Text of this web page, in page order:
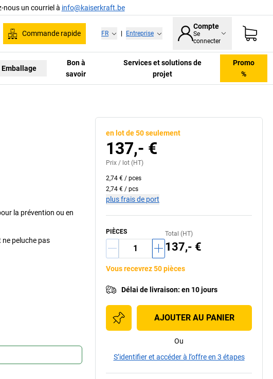
nous un courriel à info@kaiserkraft.be
Commande rapide FR Entreprise
Compte
Se
connecter
Emballage
Bon à
savoir
Services et solutions de
projet
Promo
%
la prévention ou en
peluche pas
en lot de 50 seulement
137,- €
Prix / lot (HT)
2,74 € / pces
2,74 € / pcs
plus frais de port
PIÈCES Total (HT)
137,- €
Vous recevrez 50 pièces
Délai de livraison: en 10 jours
AJOUTER AU PANIER
Ou
S’identifier et accéder à l’offre en 3 étapes